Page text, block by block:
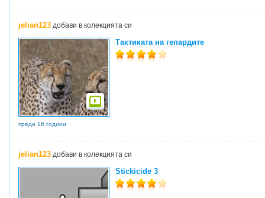
jelian123 добави в колекцията си
Тактиката на гепардите
преди 16 години
jelian123 добави в колекцията си
Stickicide 3